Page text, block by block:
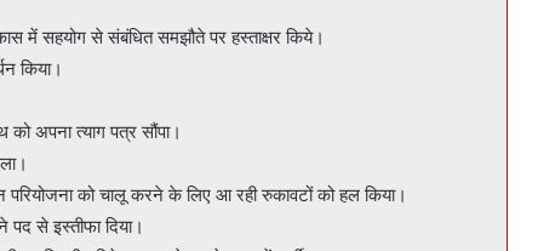
में सहयोग से संबंधित समझौते पर हस्ताक्षर किये।
किया।
अपना त्याग पत्र सौंपा।
को चालू करने के लिए आ रही रुकावटों को हल किया।
से इस्तीफा दिया।